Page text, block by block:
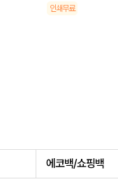
인쇄무료
에코백/쇼핑백